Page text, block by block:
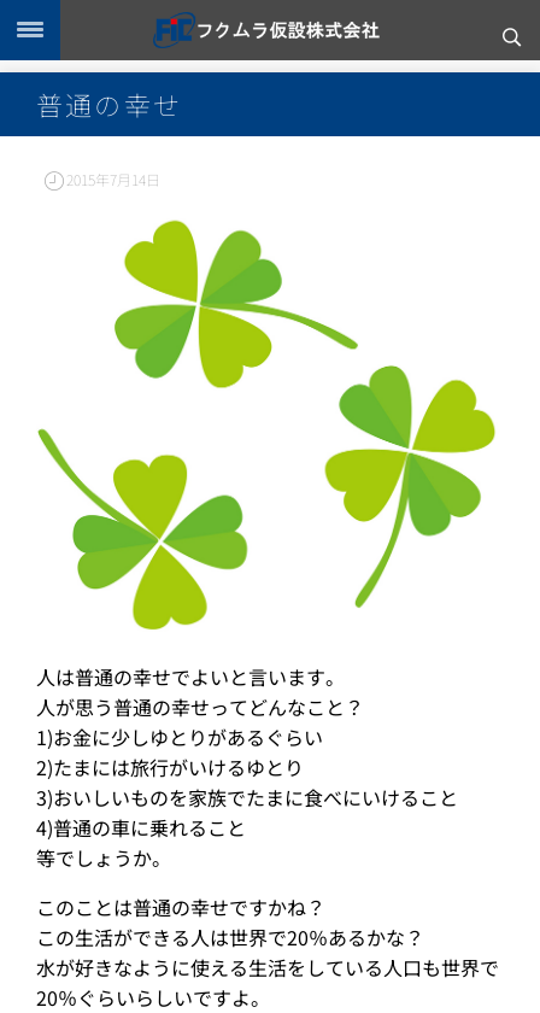
普通の幸せ
2015年7月14日
人は普通の幸せでよいと言います。
人が思う普通の幸せってどんなこと？
1)お金に少しゆとりがあるぐらい
2)たまには旅行がいけるゆとり
3)おいしいものを家族でたまに食べにいけること
4)普通の車に乗れること
等でしょうか。
このことは普通の幸せですかね？
この生活ができる人は世界で20％あるかな？
水が好きなように使える生活をしている人口も世界で
20％ぐらいらしいですよ。